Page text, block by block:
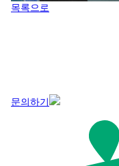
목록으로
문의하기